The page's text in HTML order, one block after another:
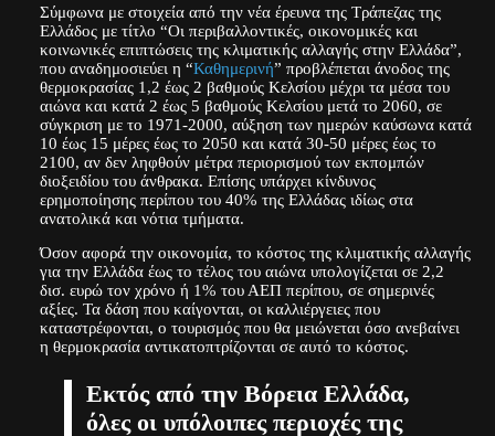
Σύμφωνα με στοιχεία από την νέα έρευνα της Τράπεζας της
Ελλάδος με τίτλο “Οι περιβαλλοντικές, οικονομικές και
κοινωνικές επιπτώσεις της κλιματικής αλλαγής στην Ελλάδα”,
που αναδημοσιεύει η “Καθημερινή” προβλέπεται άνοδος της
θερμοκρασίας 1,2 έως 2 βαθμούς Κελσίου μέχρι τα μέσα του
αιώνα και κατά 2 έως 5 βαθμούς Κελσίου μετά το 2060, σε
σύγκριση με το 1971-2000, αύξηση των ημερών καύσωνα κατά
10 έως 15 μέρες έως το 2050 και κατά 30-50 μέρες έως το
2100, αν δεν ληφθούν μέτρα περιορισμού των εκπομπών
διοξειδίου του άνθρακα. Επίσης υπάρχει κίνδυνος
ερημοποίησης περίπου του 40% της Ελλάδας ιδίως στα
ανατολικά και νότια τμήματα.
Όσον αφορά την οικονομία, το κόστος της κλιματικής αλλαγής
για την Ελλάδα έως το τέλος του αιώνα υπολογίζεται σε 2,2
δισ. ευρώ τον χρόνο ή 1% του ΑΕΠ περίπου, σε σημερινές
αξίες. Τα δάση που καίγονται, οι καλλιέργειες που
καταστρέφονται, ο τουρισμός που θα μειώνεται όσο ανεβαίνει
η θερμοκρασία αντικατοπτρίζονται σε αυτό το κόστος.
Εκτός από την Βόρεια Ελλάδα,
όλες οι υπόλοιπες περιοχές της